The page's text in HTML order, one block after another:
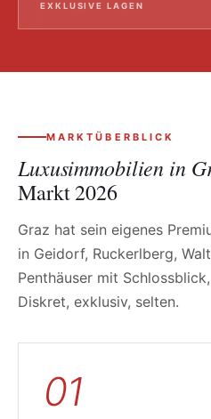
EXKLUSIVE LAGEN
MARKTÜBERBLICK
Luxusimmobilien in
Markt 2026
Graz hat sein eigenes
in Geidorf, Ruckerlberg,
Penthäuser mit
Diskret, exklusiv, selten.
01